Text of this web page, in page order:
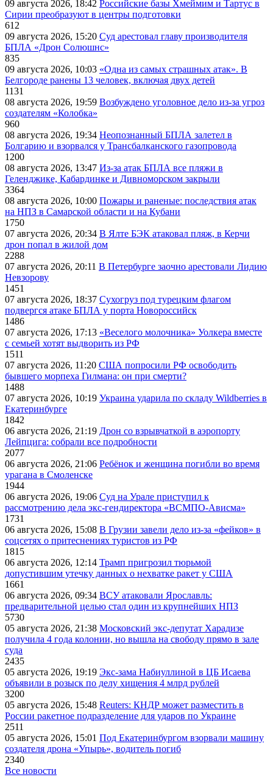
09 августа 2026, 18:42 Российские базы Хмеймим и Тартус в
Сирии преобразуют в центры подготовки
612
09 августа 2026, 15:20 Суд арестовал главу производителя
БПЛА «Дрон Солюшнс»
835
09 августа 2026, 10:03 «Одна из самых страшных атак». В
Белгороде ранены 13 человек, включая двух детей
1131
08 августа 2026, 19:59 Возбуждено уголовное дело из-за угроз
создателям «Колобка»
960
08 августа 2026, 19:34 Неопознанный БПЛА залетел в
Болгарию и взорвался у Трансбалканского газопровода
1200
08 августа 2026, 13:47 Из-за атак БПЛА все пляжи в
Геленджике, Кабардинке и Дивноморском закрыли
3364
08 августа 2026, 10:00 Пожары и раненые: последствия атак
на НПЗ в Самарской области и на Кубани
1750
07 августа 2026, 20:34 В Ялте БЭК атаковал пляж, в Керчи
дрон попал в жилой дом
2288
07 августа 2026, 20:11 В Петербурге заочно арестовали Лидию
Невзорову
1451
07 августа 2026, 18:37 Сухогруз под турецким флагом
подвергся атаке БПЛА у порта Новороссийск
1486
07 августа 2026, 17:13 «Веселого молочника» Уолкера вместе
с семьей хотят выдворить из РФ
1511
07 августа 2026, 11:20 США попросили РФ освободить
бывшего морпеха Гилмана: он при смерти?
1488
07 августа 2026, 10:19 Украина ударила по складу Wildberries в
Екатеринбурге
1842
06 августа 2026, 21:19 Дрон со взрывчаткой в аэропорту
Лейпцига: собрали все подробности
2077
06 августа 2026, 21:06 Ребёнок и женщина погибли во время
урагана в Смоленске
1944
06 августа 2026, 19:06 Суд на Урале приступил к
рассмотрению дела экс-гендиректора «ВСМПО-Ависма»
1731
06 августа 2026, 15:08 В Грузии завели дело из-за «фейков» в
соцсетях о притеснениях туристов из РФ
1815
06 августа 2026, 12:14 Трамп пригрозил тюрьмой
допустившим утечку данных о нехватке ракет у США
1661
06 августа 2026, 09:34 ВСУ атаковали Ярославль:
предварительной целью стал один из крупнейших НПЗ
5730
05 августа 2026, 21:38 Московский экс-депутат Харадизе
получила 4 года колонии, но вышла на свободу прямо в зале
суда
2435
05 августа 2026, 19:19 Экс-зама Набиуллиной в ЦБ Исаева
объявили в розыск по делу хищения 4 млрд рублей
3200
05 августа 2026, 15:48 Reuters: КНДР может разместить в
России ракетное подразделение для ударов по Украине
2511
05 августа 2026, 15:01 Под Екатеринбургом взорвали машину
создателя дрона «Упырь», водитель погиб
2340
Все новости